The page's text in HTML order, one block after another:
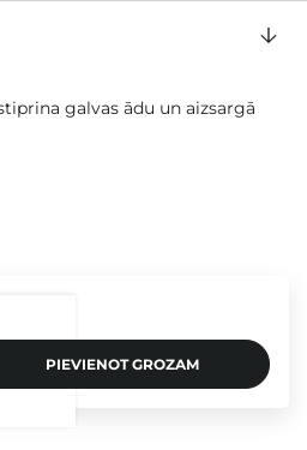
PIEVIENOT GROZAM
galvas ādu un aizsargā